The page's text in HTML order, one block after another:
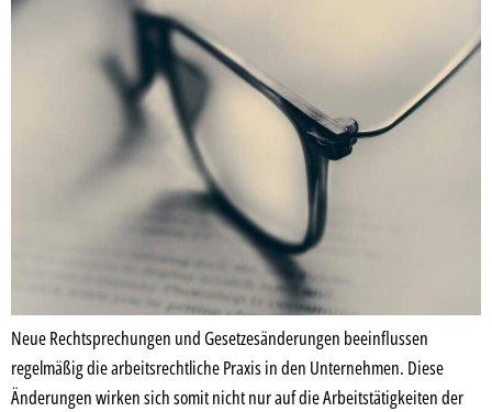
Neue Rechtsprechungen und Gesetzesänderungen beeinflussen
regelmäßig die arbeitsrechtliche Praxis in den Unternehmen. Diese
Änderungen wirken sich somit nicht nur auf die Arbeitstätigkeiten der